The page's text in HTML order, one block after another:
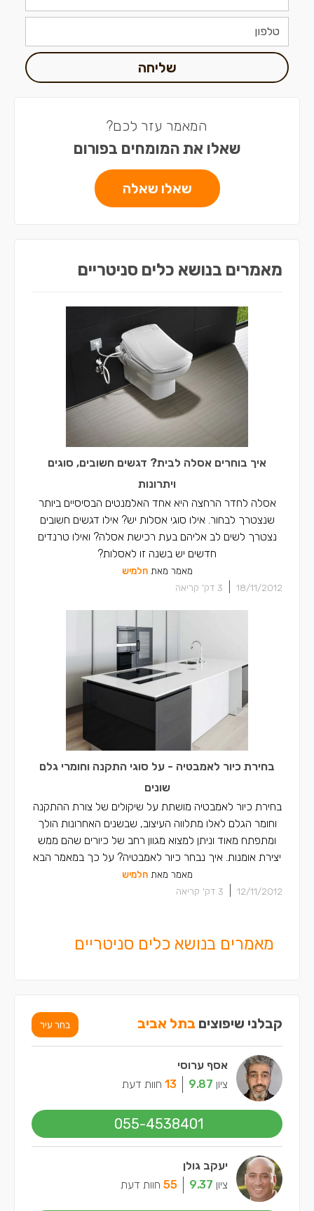
שליחה
המאמר עזר לכם?
שאלו את המומחים בפורום
שאלו שאלה
מאמרים בנושא כלים סניטריים
איך בוחרים אסלה לבית? דגשים חשובים, סוגים
ויתרונות
אסלה לחדר הרחצה היא אחד האלמנטים הבסיסיים ביותר
שנצטרך לבחור. אילו סוגי אסלות יש? אילו דגשים חשובים
נצטרך לשים לב אליהם בעת רכישת אסלה? ואילו טרנדים
חדשים יש בשנה זו לאסלות?
מאמר מאתחלמיש
18/11/2012
3 דק' קריאה
בחירת כיור לאמבטיה - על סוגי התקנה וחומרי גלם
שונים
בחירת כיור לאמבטיה מושתת על שיקולים של צורת ההתקנה
וחומר הגלם לאלו מתלווה העיצוב, שבשנים האחרונות הולך
ומתפתח מאוד וניתן למצוא מגוון רחב של כיורים שהם ממש
יצירת אומנות. איך נבחר כיור לאמבטיה? על כך במאמר הבא
מאמר מאתחלמיש
12/11/2012
3 דק' קריאה
מאמרים בנושא כלים סניטריים
קבלני שיפוצים בתל אביב בחר עיר
אסף ערוסי
ציון 9.87
13 חוות דעת
055-4538401
יעקב גולן
ציון 9.37
55 חוות דעת